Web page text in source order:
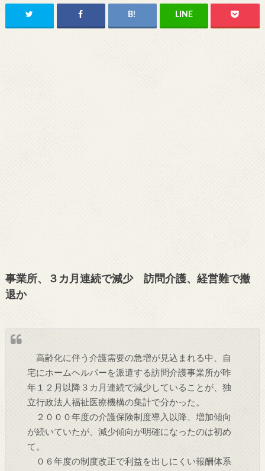
事業所、３カ月連続で減少 訪問介護、経営難で撤
退か
高齢化に伴う介護需要の急増が見込まれる中、自
宅にホームヘルパーを派遣する訪問介護事業所が昨
年１２月以降３カ月連続で減少していることが、独
立行政法人福祉医療機構の集計で分かった。
２０００年度の介護保険制度導入以降、増加傾向
が続いていたが、減少傾向が明確になったのは初め
て。
０６年度の制度改正で利益を出しにくい報酬体系